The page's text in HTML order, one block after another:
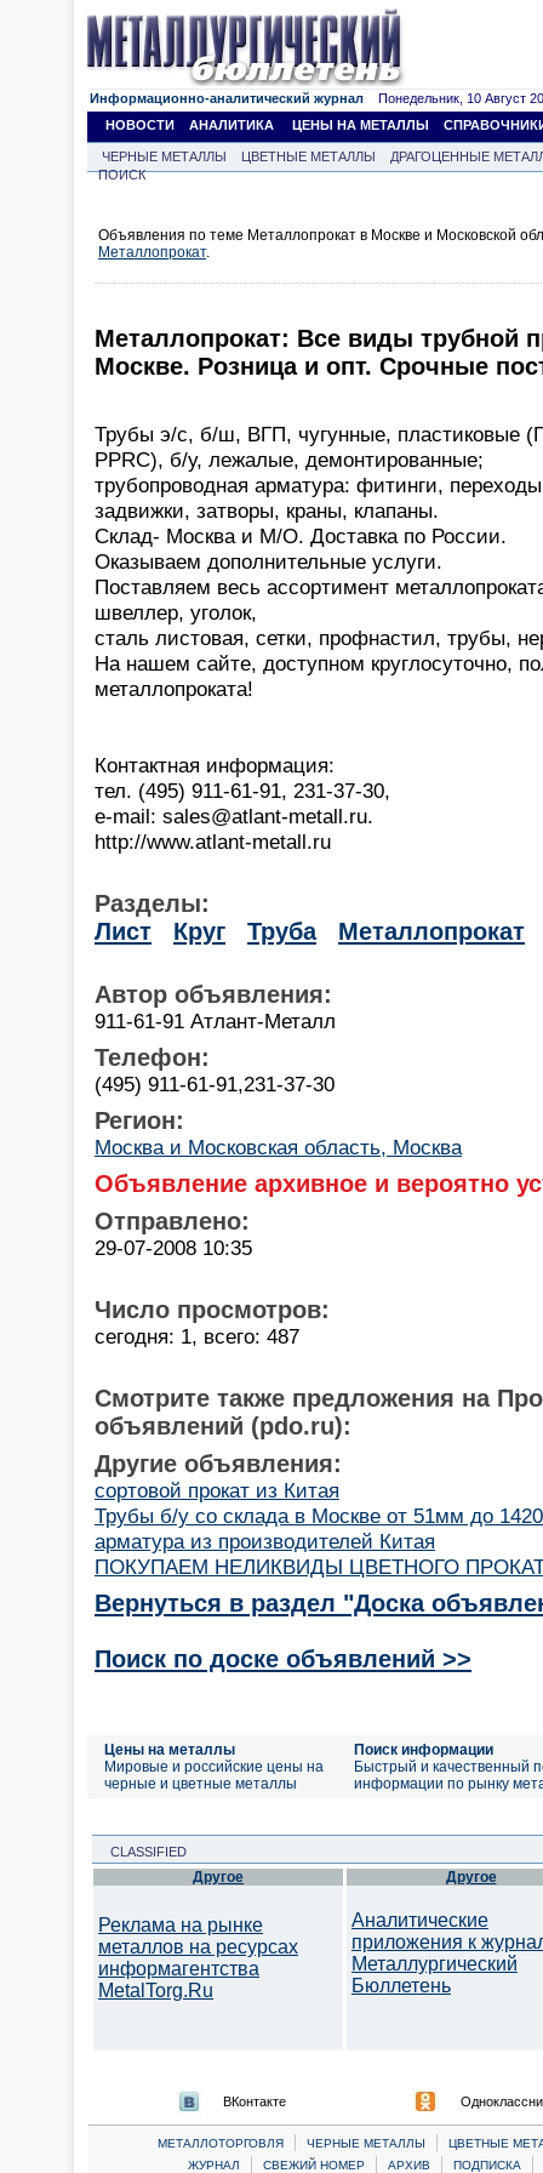
Информационно-аналитический журнал Понедельник, 10 Август
НОВОСТИ
АНАЛИТИКА ЦЕНЫ НА МЕТАЛЛЫ
ЧЕРНЫЕ МЕТАЛЛЫ ЦВЕТНЫЕ МЕТАЛЛЫ
ДРАГОЦЕННЫЕ
ПОИСК
Объявления по теме Металлопрокат в Москве и Московской
Металлопрокат.
Металлопрокат: Все виды трубной
Москве. Розница и опт. Срочные
Трубы э/с, б/ш, ВГП, чугунные,
PPRC), б/у, лежалые, демонтированные;
трубопроводная арматура: фитинги,
задвижки, затворы, краны, клапаны.
Склад- Москва и М/О. Доставка по России.
Оказываем дополнительные услуги.
Поставляем весь ассортимент
швеллер, уголок,
сталь листовая, сетки, профнастил, трубы,
На нашем сайте, доступном круглосуточно,
металлопроката!
Контактная информация:
тел. (495) 911-61-91, 231-37-30,
e-mail: sales@atlant-metall.ru.
http://www.atlant-metall.ru
Разделы:
Лист
Круг Труба Металлопрокат
Автор объявления:
911-61-91 Атлант-Металл
Телефон:
(495) 911-61-91,231-37-30
Регион:
Москва и Московская область, Москва
Объявление архивное и вероятно
Отправлено:
29-07-2008 10:35
Число просмотров:
сегодня: 1, всего: 487
Смотрите также предложения на
объявлений (pdo.ru):
Другие объявления:
сортовой прокат из Китая
Трубы б/у со склада в Москве от 51мм до
арматура из производителей Китая
ПОКУПАЕМ НЕЛИКВИДЫ ЦВЕТНОГО
Вернуться в раздел "Доска
Поиск по доске объявлений >>
Цены на металлы
Мировые и российские цены на
черные и цветные металлы
Поиск информации
Быстрый и качественный
информации по рынку
CLASSIFIED
Другое
Реклама на рынке
металлов на ресурсах
информагентства
MetalTorg.Ru
Другое
Аналитические
приложения к
Металлургический
Бюллетень
ВКонтакте
МЕТАЛЛОТОРГОВЛЯ | ЧЕРНЫЕ МЕТАЛЛЫ |
ЦВЕТНЫЕ
ЖУРНАЛ
| СВЕЖИЙ НОМЕР | АРХИВ | ПОДПИСКА |